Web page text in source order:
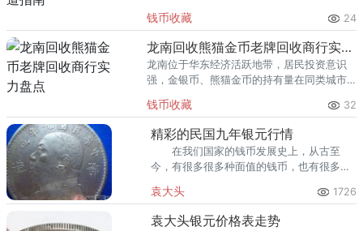
熊猫金币的需求就明显升温，但鱼龙混杂的
回收渠道里，能精准识别版别溢
钱币收藏 24
龙南回收熊猫金币老牌回收商行实力盘点
龙南位于华东经济活跃地带，居民投资意识
强，金银币、熊猫金币的持有量在同类城市
熊猫金币的需求就明显升温，但鱼龙混杂的
回收渠道里，能精准识别版别溢
钱币收藏 32
精彩的民国九年银元行情
在我们国家的钱币发展史上，从古至
今，有很多很多种面值的钱币，也有很多种
那么银元纪念币也有很多种类型的，因为不
同的及你那对象就会有不同
袁大头 1726
袁大头银元价格表走势